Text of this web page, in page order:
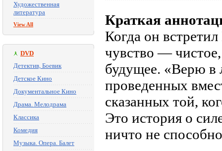
Художественная
литература
View All
DVD
Детектив, Боевик
Детское Кино
Документальное Кино
Драма. Мелодрама
Классика
Комедия
Музыка. Опера. Балет
Краткая
Когда он
чувство —
будущее. «Верю
проведенных
сказанных той,
Это история о
ничто не